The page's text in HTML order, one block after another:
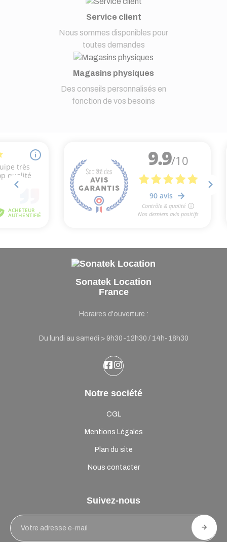
Service client
Nous sommes disponibles pour
toutes demandes
Magasins physiques
Des conseils personnalisés en
fonction de vos besoins
Sonatek Location
France
Horaires d'ouverture :
Du lundi au samedi > 9h30-12h30 / 14h-18h30
Notre société
CGL
Mentions Légales
Plan du site
Nous contacter
Suivez-nous